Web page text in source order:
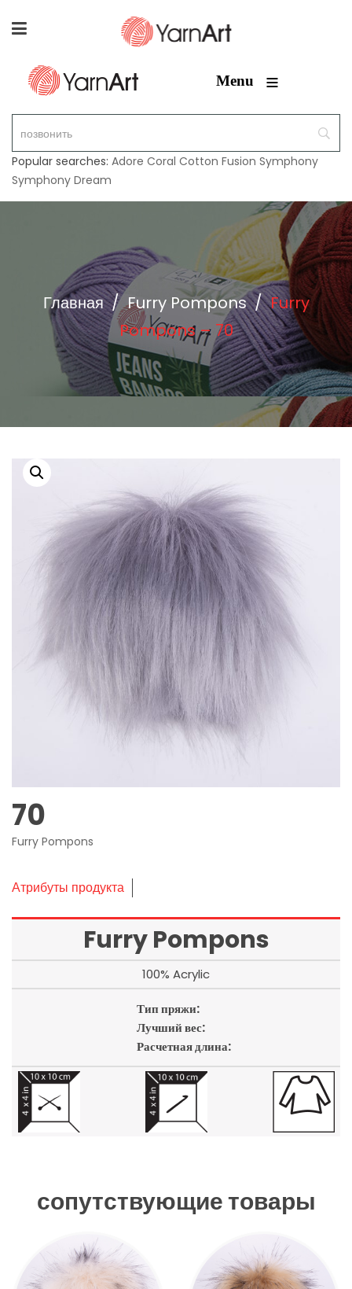
Menu ≡
Popular searches: Adore Coral Cotton Fusion Symphony
Symphony Dream
Главная / Furry Pompons / Furry
Pompons – 70
70
Furry Pompons
Атрибуты продукта
Furry Pompons
100% Acrylic
Тип пряжи:
Лучший вес:
Расчетная длина:
сопутствующие товары